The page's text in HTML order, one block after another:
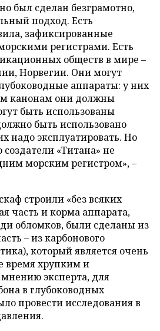
был сделан безграмотно,
подход. Есть
зафиксированные
регистрами. Есть
обществ в мире –
Норвегии. Они могут
аппараты: у них
канонам они должны
быть использованы
быть использовано
надо эксплуатировать. Но
«Титана» не
морским регистром», –
строили «без всяких
часть и корма аппарата,
обломков, были сделаны из
– из карбонового
который является очень
время хрупким и
эксперта, для
в глубоководных
провести исследования в